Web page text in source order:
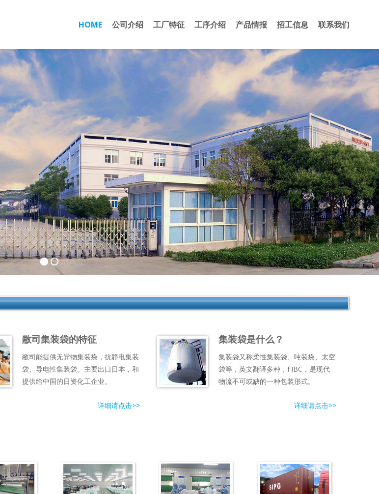
HOME 公司介绍 工厂特征 工序介绍 产品情报 招工信息 联系我们
敝司集装袋的特征
敝司能提供无异物集装袋，抗静电集装
袋、导电性集装袋。主要出口日本，和
提供给中国的日资化工企业。
详细请点击>>
集装袋是什么？
集装袋又称柔性集装袋、吨装袋、太空
袋等，英文翻译多种，FIBC，是现代
物流不可或缺的一种包装形式。
详细请点击>>